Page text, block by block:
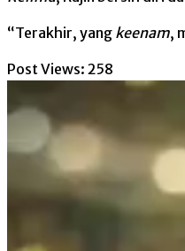
“Terakhir, yang keenam,
Post Views: 258